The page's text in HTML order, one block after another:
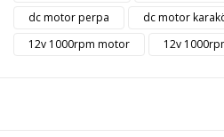
Yorum
dc motor perpa
dc motor
12v 1000rpm motor
12v